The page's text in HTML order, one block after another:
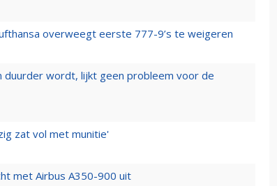
overweegt eerste 777-9’s te weigeren
duurder wordt, lijkt geen probleem voor de
zat vol met munitie'
met Airbus A350-900 uit